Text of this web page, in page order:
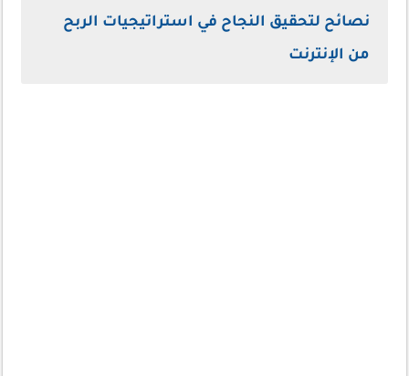
نصائح لتحقيق النجاح في استراتيجيات الربح
من الإنترنت